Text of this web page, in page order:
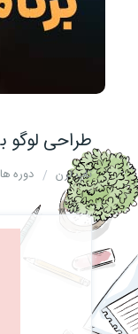
طراحی
تاپ لرن دوره